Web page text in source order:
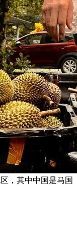
，其中中国是马国